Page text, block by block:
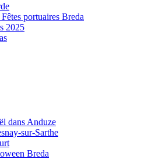
Fêtes portuaires Breda
2025
dans Anduze
sur-Sarthe
Breda